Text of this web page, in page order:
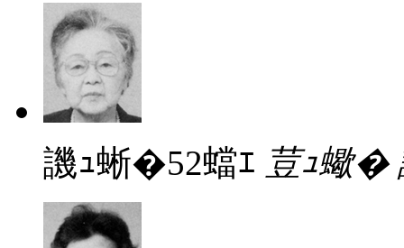
譏ｭ蜥�52蟷ｴ 荳ｭ蠍�